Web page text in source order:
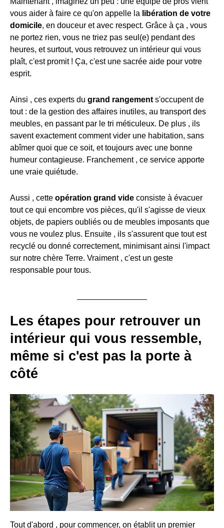
vous aider à faire ce qu'on appelle la libération de votre
domicile, en douceur et avec respect. Grâce à ça , vous
ne portez rien, vous ne triez pas seul(e) pendant des
heures, et surtout, vous retrouvez un intérieur qui vous
plaît, c'est promit ! Ça, c'est une sacrée aide pour votre
esprit.
Ainsi , ces experts du grand rangement s'occupent de
tout : de la gestion des affaires inutiles, au transport des
meubles, en passant par le tri méticuleux. De plus , ils
savent exactement comment vider une habitation, sans
abîmer quoi que ce soit, et toujours avec une bonne
humeur contagieuse. Franchement , ce service apporte
une vraie quiétude.
Aussi , cette opération grand vide consiste à évacuer
tout ce qui encombre vos pièces, qu'il s'agisse de vieux
objets, de papiers oubliés ou de meubles imposants que
vous ne voulez plus. Ensuite , ils s'assurent que tout est
recyclé ou donné correctement, minimisant ainsi l'impact
sur notre chère Terre. Vraiment , c'est un geste
responsable pour tous.
Les étapes pour retrouver un
intérieur qui vous ressemble,
même si c'est pas la porte à
côté
Tout d'abord , pour commencer, on établit un premier